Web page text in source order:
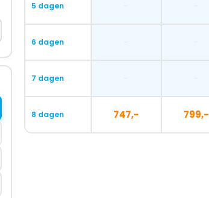
5 dagen
6 dagen
7 dagen
8 dagen 747,- 799,-